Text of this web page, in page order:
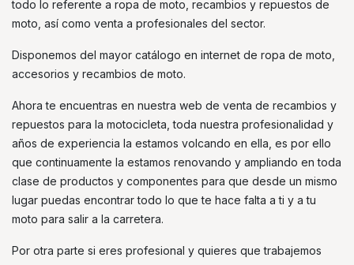
todo lo referente a ropa de moto, recambios y repuestos de
moto, así como venta a profesionales del sector.
Disponemos del mayor catálogo en internet de ropa de moto,
accesorios y recambios de moto.
Ahora te encuentras en nuestra web de venta de recambios y
repuestos para la motocicleta, toda nuestra profesionalidad y
años de experiencia la estamos volcando en ella, es por ello
que continuamente la estamos renovando y ampliando en toda
clase de productos y componentes para que desde un mismo
lugar puedas encontrar todo lo que te hace falta a ti y a tu
moto para salir a la carretera.
Por otra parte si eres profesional y quieres que trabajemos